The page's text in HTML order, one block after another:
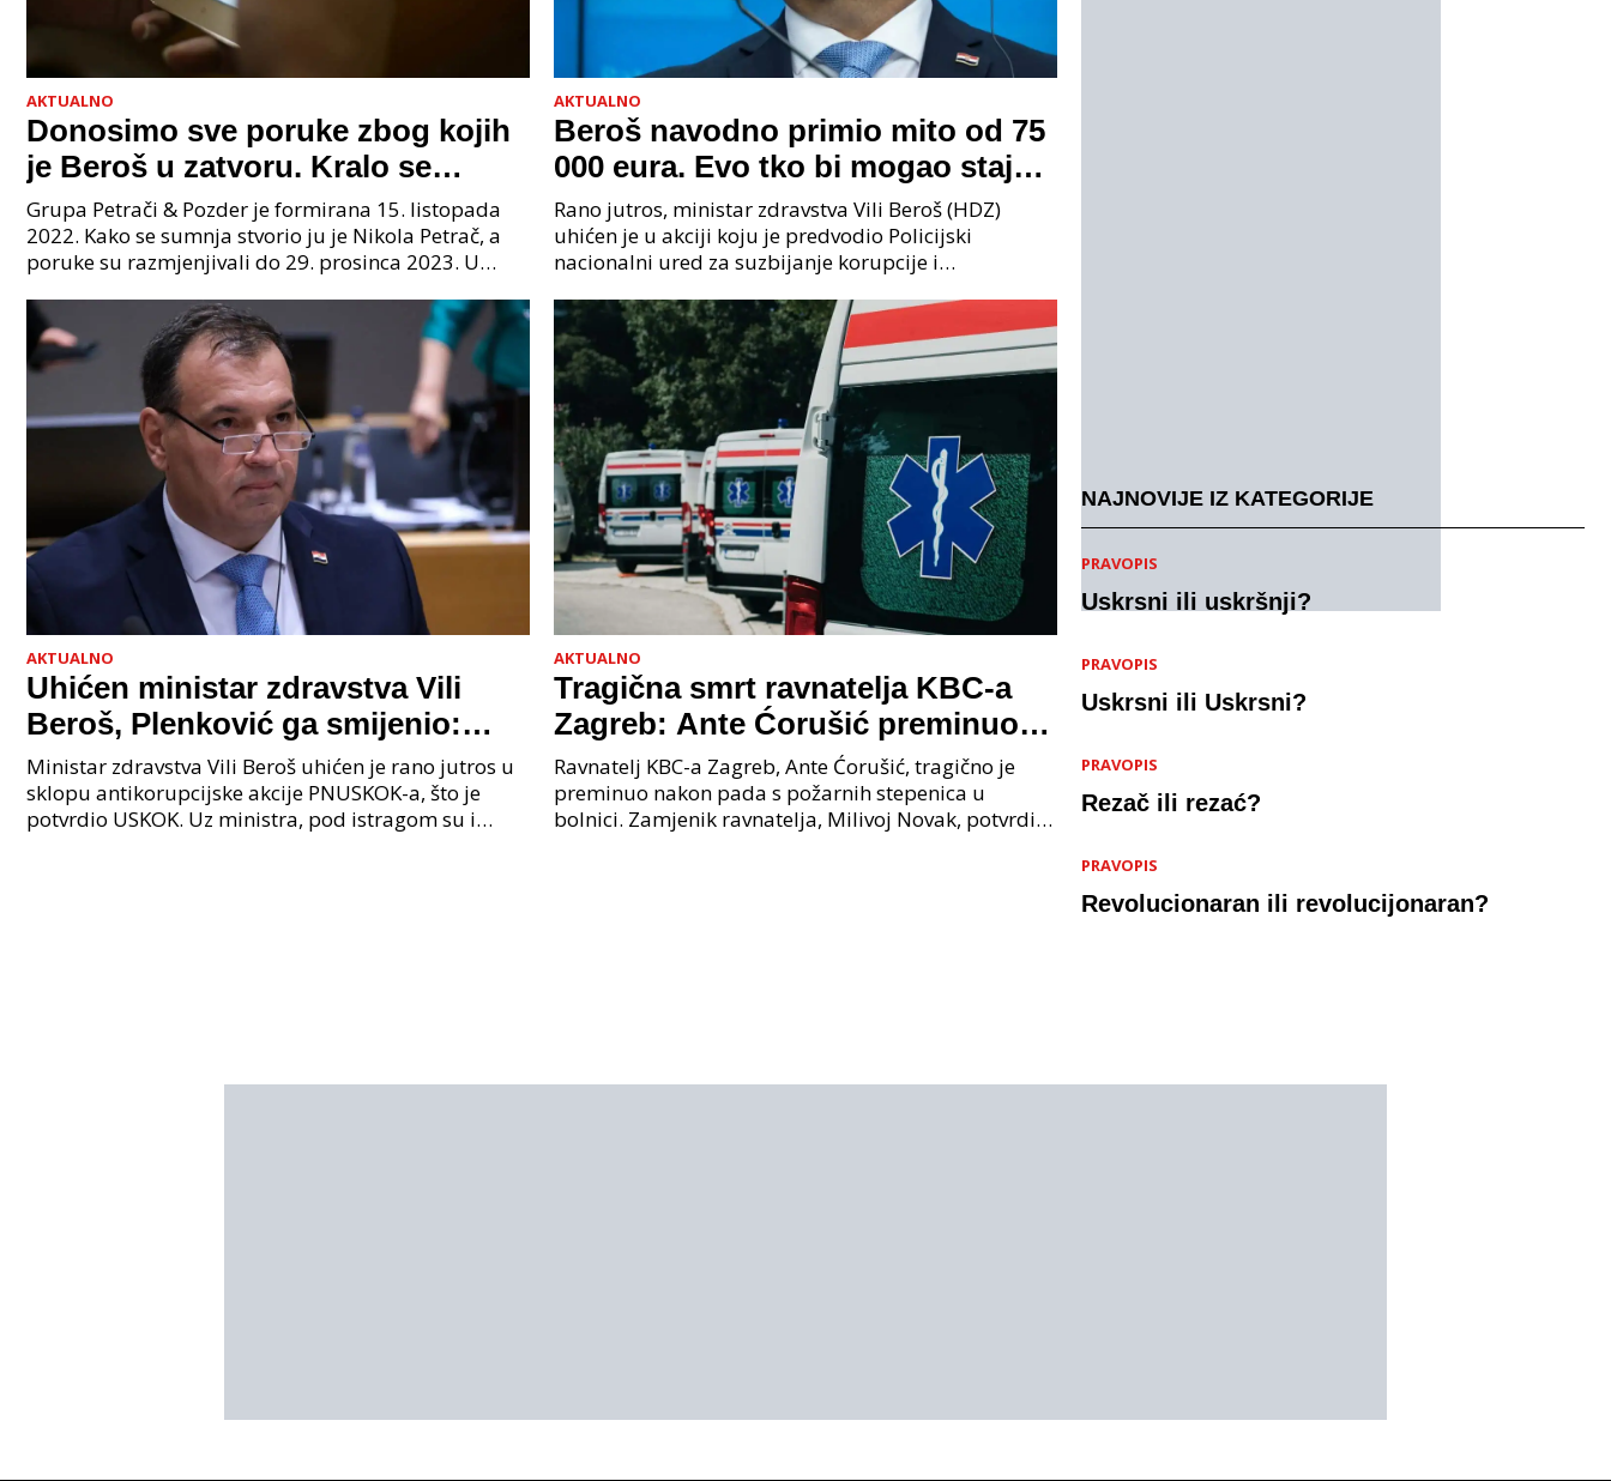
AKTUALNO
Donosimo sve poruke zbog kojih
je Beroš u zatvoru. Kralo se
godinama. Tko će iz vlade biti
sljedeći uhićen?
Grupa Petrači & Pozder je formirana 15. listopada
2022. Kako se sumnja stvorio ju je Nikola Petrač, a
poruke su razmjenjivali do 29. prosinca 2023. U
AKTUALNO
Beroš navodno primio mito od 75
000 eura. Evo tko bi mogao stajati
na čelu zločinačkog udruženja
Rano jutros, ministar zdravstva Vili Beroš (HDZ)
uhićen je u akciji koju je predvodio Policijski
nacionalni ured za suzbijanje korupcije i
priopćenju USKOK
AKTUALNO
Uhićen ministar zdravstva Vili
Beroš, Plenković ga smijenio:
Istraga USKOK-a zbog korupcije
Ministar zdravstva Vili Beroš uhićen je rano jutros u
sklopu antikorupcijske akcije PNUSKOK-a, što je
potvrdio USKOK. Uz ministra, pod istragom su i
AKTUALNO
Tragična smrt ravnatelja KBC-a
Zagreb: Ante Ćorušić preminuo
nakon pada u bolnici, policija na
mjestu događaja
Ravnatelj KBC-a Zagreb, Ante Ćorušić, tragično je
preminuo nakon pada s požarnih stepenica u
bolnici. Zamjenik ravnatelja, Milivoj Novak, potvrdio
NAJNOVIJE IZ KATEGORIJE
PRAVOPIS
Uskrsni ili uskršnji?
PRAVOPIS
Uskrsni ili Uskrsni?
PRAVOPIS
Rezač ili rezać?
PRAVOPIS
Revolucionaran ili revolucijonaran?